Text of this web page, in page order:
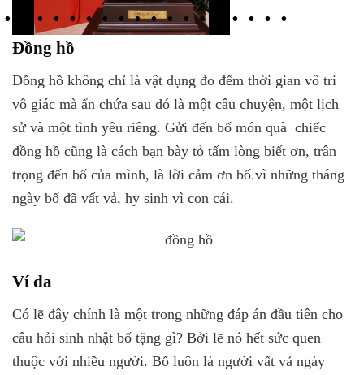
Đồng hồ
Đồng hồ không chỉ là vật dụng đo đếm thời gian vô tri
vô giác mà ẩn chứa sau đó là một câu chuyện, một lịch
sử và một tình yêu riêng. Gửi đến bố món quà chiếc
đồng hồ cũng là cách bạn bày tỏ tấm lòng biết ơn, trân
trọng đến bố của mình, là lời cảm ơn bố.vì những tháng
ngày bố đã vất vả, hy sinh vì con cái.
Ví da
Có lẽ đây chính là một trong những đáp án đầu tiên cho
câu hỏi sinh nhật bố tặng gì? Bởi lẽ nó hết sức quen
thuộc với nhiều người. Bố luôn là người vất vả ngày